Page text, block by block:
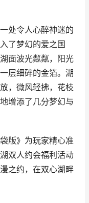
处令人心醉神迷的
了梦幻的爱之国
面波光粼粼，阳光
层细碎的金箔。湖
，微风轻拂，花枝
增添了几分梦幻与
版》为玩家精心准
双人约会福利活动
之约，在双心湖畔